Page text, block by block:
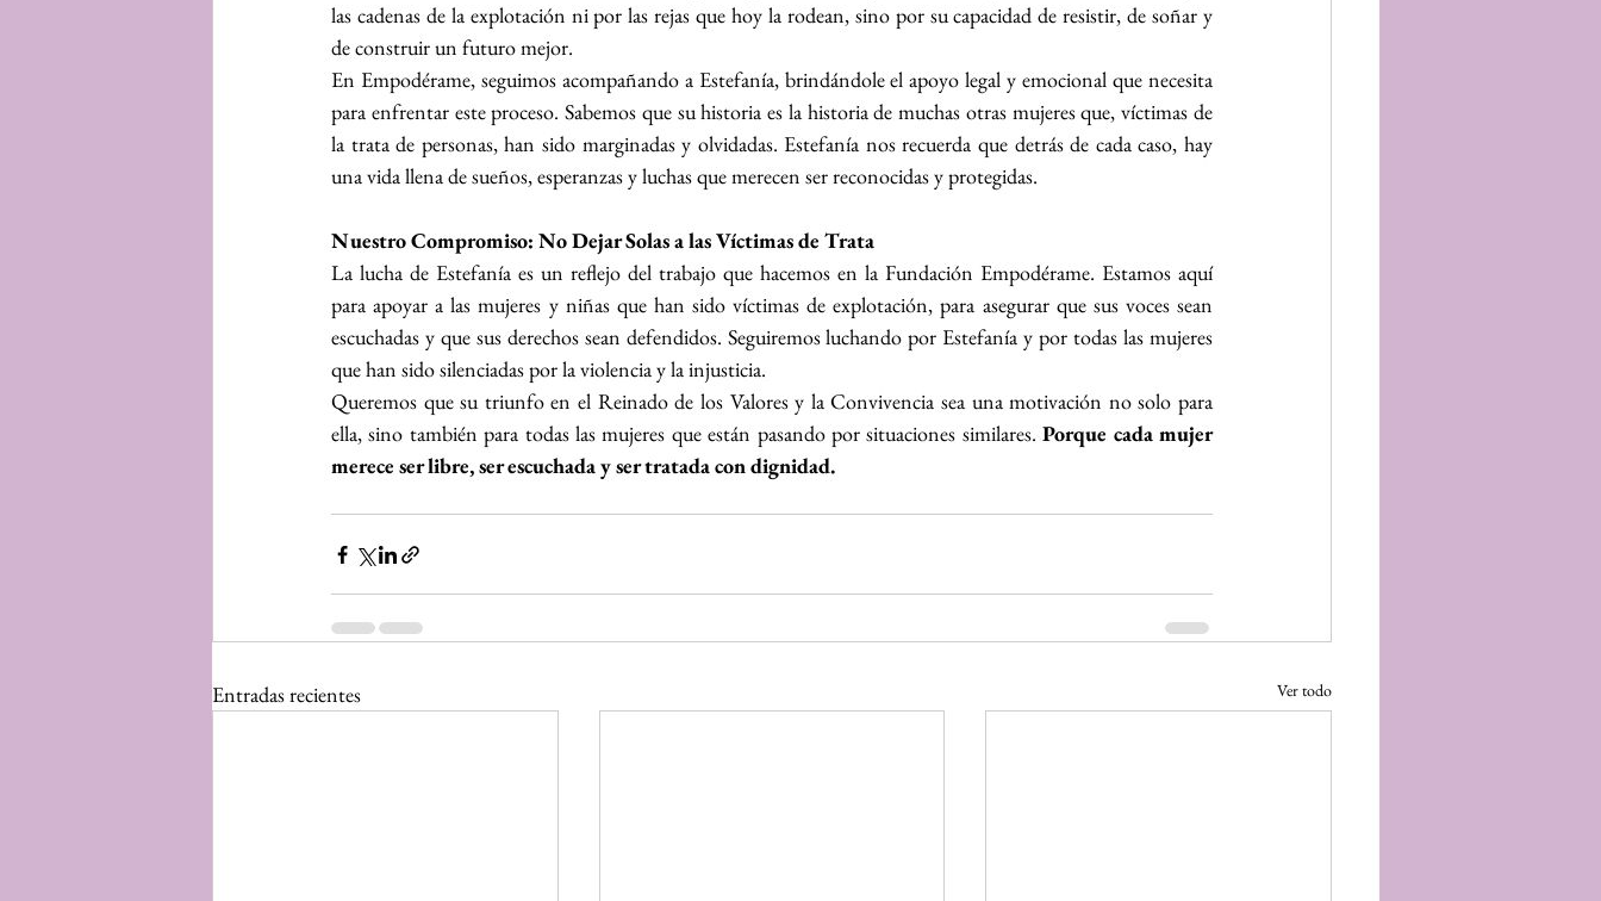
las cadenas de la explotación ni por las rejas que hoy la rodean, sino por su capacidad de resistir, de soñar y
de construir un futuro mejor.
En Empodérame, seguimos acompañando a Estefanía, brindándole el apoyo legal y emocional que necesita
para enfrentar este proceso. Sabemos que su historia es la historia de muchas otras mujeres que, víctimas de
la trata de personas, han sido marginadas y olvidadas. Estefanía nos recuerda que detrás de cada caso, hay
una vida llena de sueños, esperanzas y luchas que merecen ser reconocidas y protegidas.
Nuestro Compromiso: No Dejar Solas a las Víctimas de Trata
La lucha de Estefanía es un reflejo del trabajo que hacemos en la Fundación Empodérame. Estamos aquí
para apoyar a las mujeres y niñas que han sido víctimas de explotación, para asegurar que sus voces sean
escuchadas y que sus derechos sean defendidos. Seguiremos luchando por Estefanía y por todas las mujeres
que han sido silenciadas por la violencia y la injusticia.
Queremos que su triunfo en el Reinado de los Valores y la Convivencia sea una motivación no solo para
ella, sino también para todas las mujeres que están pasando por situaciones similares. Porque cada mujer
merece ser libre, ser escuchada y ser tratada con dignidad.
Entradas recientes Ver todo